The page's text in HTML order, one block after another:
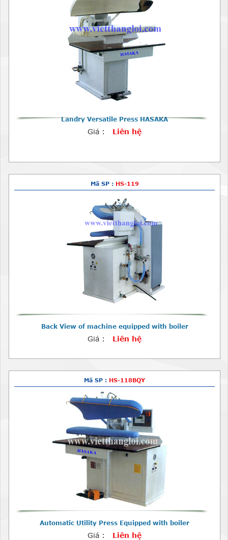
Landry Versatile Press HASAKA
Giá : Liên hệ
Mã SP : HS-119
Back View of machine equipped with boiler
Giá : Liên hệ
Mã SP : HS-118BQY
Automatic Utility Press Equipped with boiler
Giá : Liên hệ